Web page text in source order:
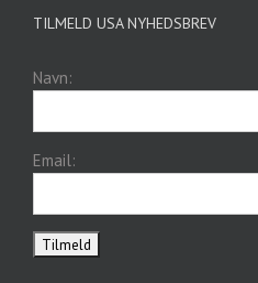
TILMELD USA NYHEDSBREV
Navn:
Email: